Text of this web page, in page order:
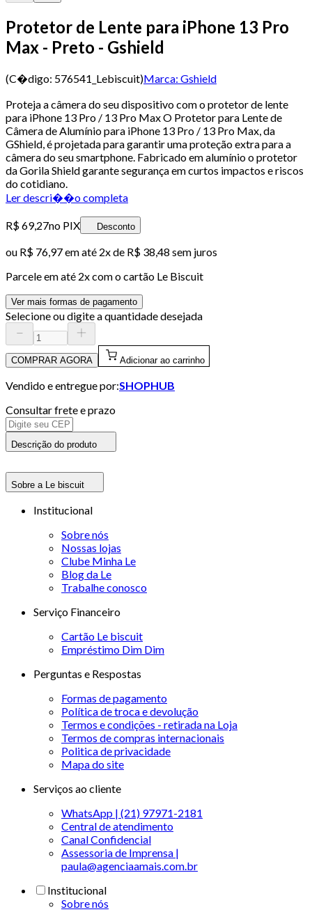
Protetor de Lente para iPhone 13 Pro
Max - Preto - Gshield
(C�digo: 576541_Lebiscuit)Marca: Gshield
Proteja a câmera do seu dispositivo com o protetor de lente
para iPhone 13 Pro / 13 Pro Max O Protetor para Lente de
Câmera de Alumínio para iPhone 13 Pro / 13 Pro Max, da
GShield, é projetada para garantir uma proteção extra para a
câmera do seu smartphone. Fabricado em alumínio o protetor
da Gorila Shield garante segurança em curtos impactos e riscos
do cotidiano.
Ler descri��o completa
R$ 69,27no PIX Desconto
ou R$ 76,97em até 2x de R$ 38,48 sem juros
Parcele em até 2x com o cartão Le Biscuit
Ver mais formas de pagamento
Selecione ou digite a quantidade desejada
COMPRAR AGORA Adicionar ao carrinho
Vendido e entregue por:SHOPHUB
Consultar frete e prazo
Descrição do produto
Sobre a Le biscuit
Institucional
Sobre nós
Nossas lojas
Clube Minha Le
Blog da Le
Trabalhe conosco
Serviço Financeiro
Cartão Le biscuit
Empréstimo Dim Dim
Perguntas e Respostas
Formas de pagamento
Política de troca e devolução
Termos e condições - retirada na Loja
Termos de compras internacionais
Politica de privacidade
Mapa do site
Serviços ao cliente
WhatsApp | (21) 97971-2181
Central de atendimento
Canal Confidencial
Assessoria de Imprensa |
paula@agenciaamais.com.br
Institucional
Sobre nós